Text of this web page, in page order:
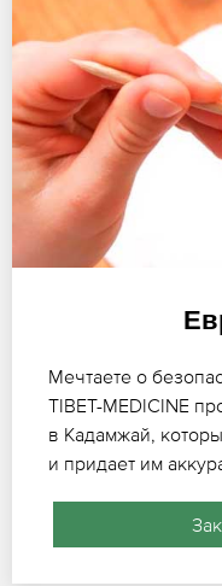
Мечтаете о
TIBET-MEDICINE
в Кадамжай,
и придает им